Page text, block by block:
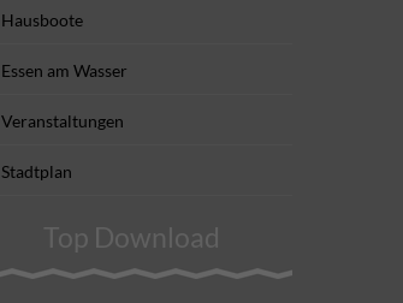
Hausboote
Essen am Wasser
Veranstaltungen
Stadtplan
Top Download